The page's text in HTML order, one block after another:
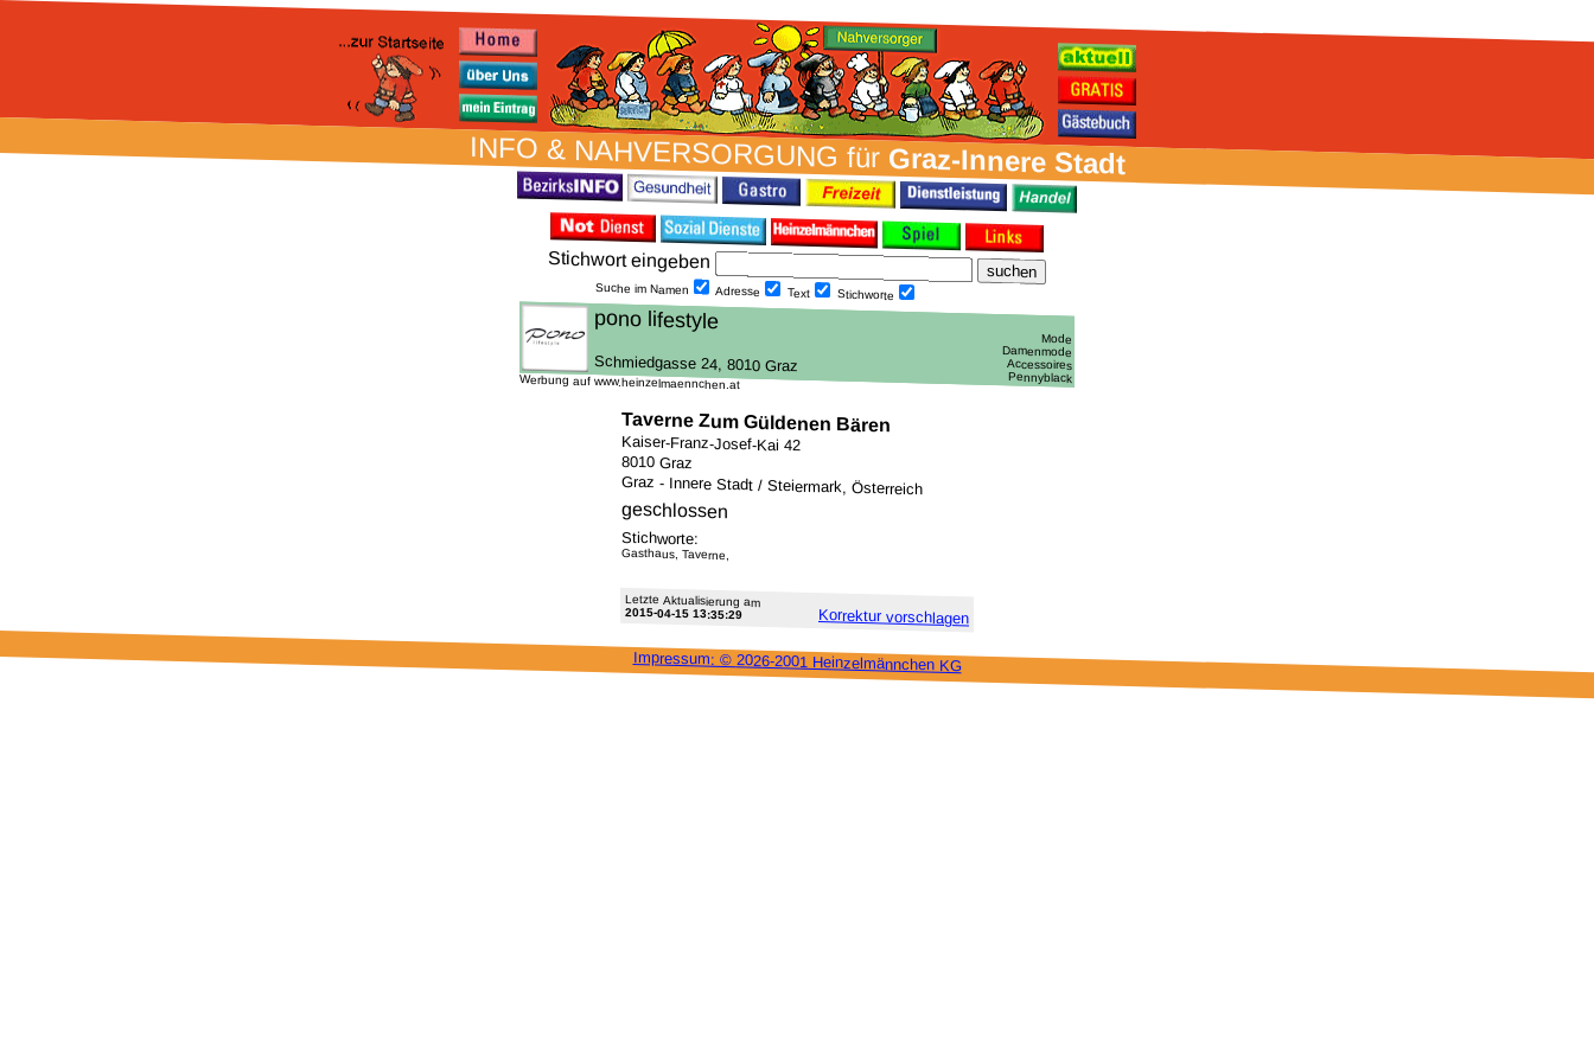
INFO & NAH­VER­SORG­UNG fürGraz-Innere Stadt
Stich­wort ein­geben
Suche im Namen Adresse Text Stich­worte
Werbung auf www.heinzelmaennchen.at
Taverne Zum Güldenen Bären
Kaiser-Franz-Josef-Kai 42
8010 Graz
Graz - Innere Stadt / Steiermark, Österreich
geschlossen
Stichworte:
Gasthaus, Taverne,
Letzte Aktu­alisie­rung am
2015-04-15 13:35:29 Korrektur vor­schlagen
Impressum: © 2026-2001 Heinzel­männchen KG